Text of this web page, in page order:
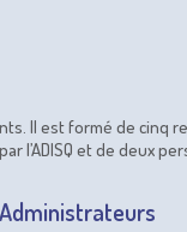
Il est formé de cinq
et de deux
Administrateurs